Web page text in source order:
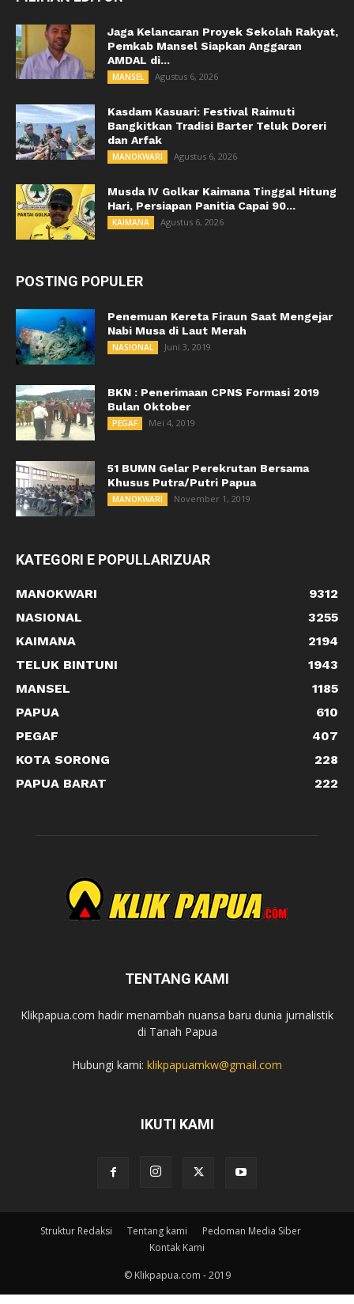
Jaga Kelancaran Proyek Sekolah Rakyat,
Pemkab Mansel Siapkan Anggaran
AMDAL di...
MANSEL Agustus 6, 2026
Kasdam Kasuari: Festival Raimuti
Bangkitkan Tradisi Barter Teluk Doreri
dan Arfak
MANOKWARI Agustus 6, 2026
Musda IV Golkar Kaimana Tinggal Hitung
Hari, Persiapan Panitia Capai 90...
KAIMANA Agustus 6, 2026
POSTING POPULER
Penemuan Kereta Firaun Saat Mengejar
Nabi Musa di Laut Merah
NASIONAL Juni 3, 2019
BKN : Penerimaan CPNS Formasi 2019
Bulan Oktober
PEGAF Mei 4, 2019
51 BUMN Gelar Perekrutan Bersama
Khusus Putra/Putri Papua
MANOKWARI November 1, 2019
KATEGORI E POPULLARIZUAR
MANOKWARI
9312
NASIONAL
3255
KAIMANA
2194
TELUK BINTUNI
1943
MANSEL
1185
PAPUA
610
PEGAF
407
KOTA SORONG
228
PAPUA BARAT
222
TENTANG KAMI
Klikpapua.com hadir menambah nuansa baru dunia jurnalistik
di Tanah Papua
Hubungi kami: klikpapuamkw@gmail.com
IKUTI KAMI
Struktur Redaksi Tentang kami
Pedoman Media Siber
Kontak Kami
© Klikpapua.com - 2019